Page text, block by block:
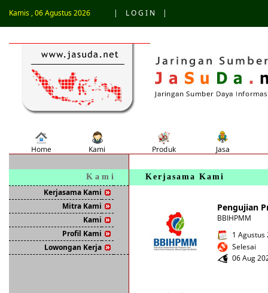
Kamis , 06 Agustus 2026 | L O G I N |
K a m i
Kerjasama Kami
Mitra Kami
Kami
Profil Kami
Lowongan Kerja
Kerjasama Kami
Pengujian
BBIHPMM
1 Agustus
Selesai
06 Aug